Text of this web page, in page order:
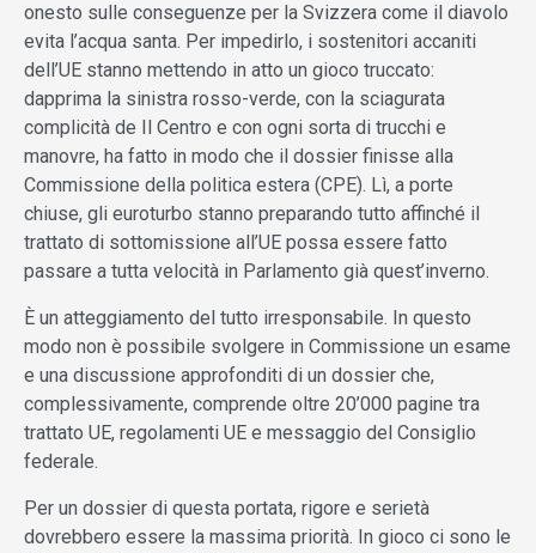
onesto sulle conseguenze per la Svizzera come il diavolo
evita l’acqua santa. Per impedirlo, i sostenitori accaniti
dell’UE stanno mettendo in atto un gioco truccato:
dapprima la sinistra rosso-verde, con la sciagurata
complicità de Il Centro e con ogni sorta di trucchi e
manovre, ha fatto in modo che il dossier finisse alla
Commissione della politica estera (CPE). Lì, a porte
chiuse, gli euroturbo stanno preparando tutto affinché il
trattato di sottomissione all’UE possa essere fatto
passare a tutta velocità in Parlamento già quest’inverno.
È un atteggiamento del tutto irresponsabile. In questo
modo non è possibile svolgere in Commissione un esame
e una discussione approfonditi di un dossier che,
complessivamente, comprende oltre 20’000 pagine tra
trattato UE, regolamenti UE e messaggio del Consiglio
federale.
Per un dossier di questa portata, rigore e serietà
dovrebbero essere la massima priorità. In gioco ci sono le